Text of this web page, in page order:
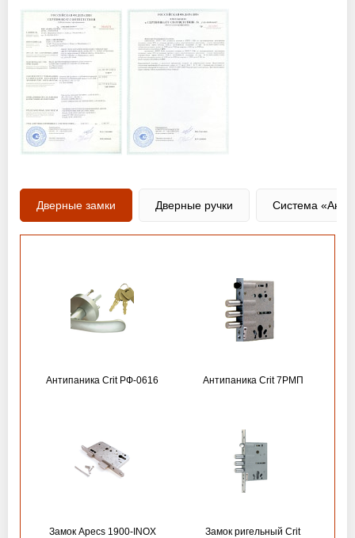
Дверные замки Дверные ручки Система
Антипаника Crit РФ-0616 Антипаника Crit 7РМП
Замок Apecs 1900-INOX Замок ригельный Crit